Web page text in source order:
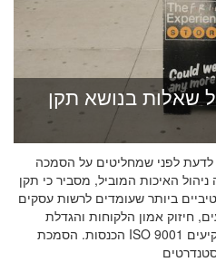
שאלות בנושא תקן
2026: מה חובה לדעת לפני שמחליטים על הסמכה
האיכות המוביל, מסביר כי תקן
ביותר שעומדים לרשות עסקים
חיזוק אמון הלקוחות והגדלת
הכנסות. הסמכת ISO 9001 מוכיחה ללקוחות, לשותפים ולמשקיעים